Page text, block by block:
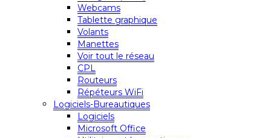
Webcams
Tablette graphique
Volants
Manettes
Voir tout le réseau
CPL
Routeurs
Répéteurs WiFi
Logiciels-Bureautiques
Logiciels
Microsoft Office